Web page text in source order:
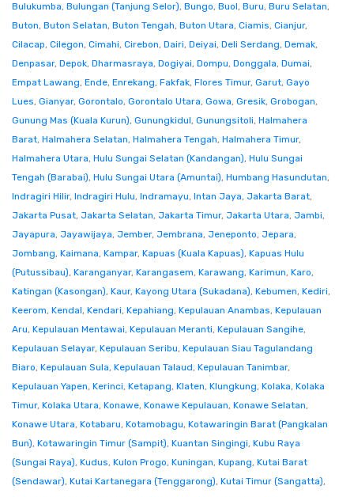
Bulukumba, Bulungan (Tanjung Selor), Bungo, Buol, Buru, Buru Selatan,
Buton, Buton Selatan, Buton Tengah, Buton Utara, Ciamis, Cianjur,
Cilacap, Cilegon, Cimahi, Cirebon, Dairi, Deiyai, Deli Serdang, Demak,
Denpasar, Depok, Dharmasraya, Dogiyai, Dompu, Donggala, Dumai,
Empat Lawang, Ende, Enrekang, Fakfak, Flores Timur, Garut, Gayo
Lues, Gianyar, Gorontalo, Gorontalo Utara, Gowa, Gresik, Grobogan,
Gunung Mas (Kuala Kurun), Gunungkidul, Gunungsitoli, Halmahera
Barat, Halmahera Selatan, Halmahera Tengah, Halmahera Timur,
Halmahera Utara, Hulu Sungai Selatan (Kandangan), Hulu Sungai
Tengah (Barabai), Hulu Sungai Utara (Amuntai), Humbang Hasundutan,
Indragiri Hilir, Indragiri Hulu, Indramayu, Intan Jaya, Jakarta Barat,
Jakarta Pusat, Jakarta Selatan, Jakarta Timur, Jakarta Utara, Jambi,
Jayapura, Jayawijaya, Jember, Jembrana, Jeneponto, Jepara,
Jombang, Kaimana, Kampar, Kapuas (Kuala Kapuas), Kapuas Hulu
(Putussibau), Karanganyar, Karangasem, Karawang, Karimun, Karo,
Katingan (Kasongan), Kaur, Kayong Utara (Sukadana), Kebumen, Kediri,
Keerom, Kendal, Kendari, Kepahiang, Kepulauan Anambas, Kepulauan
Aru, Kepulauan Mentawai, Kepulauan Meranti, Kepulauan Sangihe,
Kepulauan Selayar, Kepulauan Seribu, Kepulauan Siau Tagulandang
Biaro, Kepulauan Sula, Kepulauan Talaud, Kepulauan Tanimbar,
Kepulauan Yapen, Kerinci, Ketapang, Klaten, Klungkung, Kolaka, Kolaka
Timur, Kolaka Utara, Konawe, Konawe Kepulauan, Konawe Selatan,
Konawe Utara, Kotabaru, Kotamobagu, Kotawaringin Barat (Pangkalan
Bun), Kotawaringin Timur (Sampit), Kuantan Singingi, Kubu Raya
(Sungai Raya), Kudus, Kulon Progo, Kuningan, Kupang, Kutai Barat
(Sendawar), Kutai Kartanegara (Tenggarong), Kutai Timur (Sangatta),